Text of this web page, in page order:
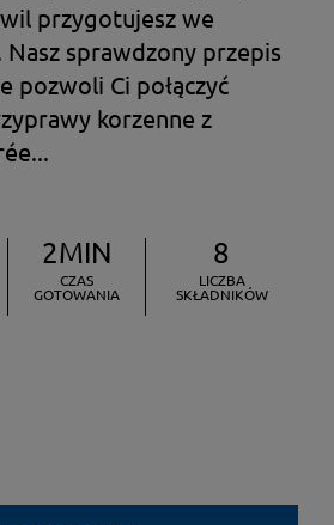
przygotujesz we
Nasz sprawdzony przepis
pozwoli Ci połączyć
korzenne z
2MIN
CZAS
GOTOWANIA
8
LICZBA
SKŁADNIKÓW